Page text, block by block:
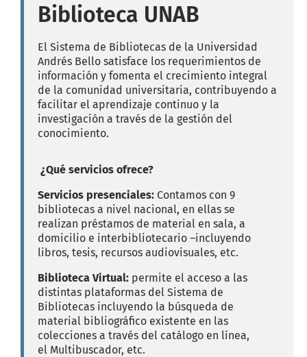
Biblioteca UNAB
El Sistema de Bibliotecas de la Universidad
Andrés Bello satisface los requerimientos de
información y fomenta el crecimiento integral
de la comunidad universitaria, contribuyendo a
facilitar el aprendizaje continuo y la
investigación a través de la gestión del
conocimiento.
¿Qué servicios ofrece?
Servicios presenciales: Contamos con 9
bibliotecas a nivel nacional, en ellas se
realizan préstamos de material en sala, a
domicilio e interbibliotecario –incluyendo
libros, tesis, recursos audiovisuales, etc.
Biblioteca Virtual: permite el acceso a las
distintas plataformas del Sistema de
Bibliotecas incluyendo la búsqueda de
material bibliográfico existente en las
colecciones a través del catálogo en línea,
el Multibuscador, etc.